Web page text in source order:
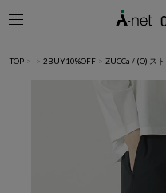
TOP > > 2BUY10%OFF > ZUCCa / (O) ス